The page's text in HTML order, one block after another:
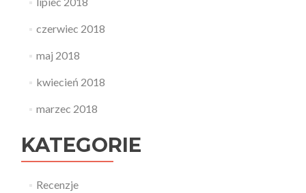
czerwiec 2018
maj 2018
kwiecień 2018
marzec 2018
KATEGORIE
Recenzje